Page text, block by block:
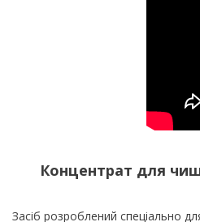
Концентрат для
Засіб розроблений спеціально